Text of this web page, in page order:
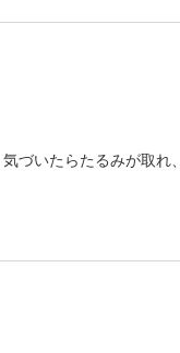
づいたらたるみが取れ、